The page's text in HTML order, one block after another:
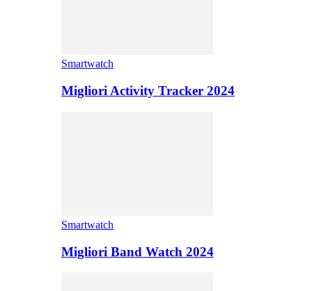
Smartwatch
Migliori Activity Tracker 2024
Smartwatch
Migliori Band Watch 2024